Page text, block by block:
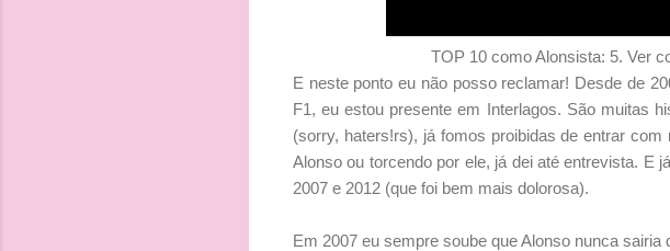
TOP 10 como Alonsista: 5. Ver
E neste ponto eu não posso reclamar! Desde de
F1, eu estou presente em Interlagos. São muitas
(sorry, haters!rs), já fomos proibidas de entrar
Alonso ou torcendo por ele, já dei até entrevista. E
2007 e 2012 (que foi bem mais dolorosa).
Em 2007 eu sempre soube que Alonso nunca